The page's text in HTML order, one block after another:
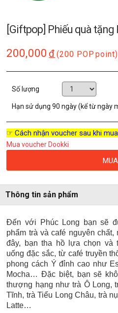
[Giftpop] Phiếu quà
200,000 đ (200 POP point)
Số lượng
Hạn sử dụng90 ngày (kể từ ngày
☞ Cách nhận voucher sau khi
Mua voucher Dookki
MUA
Thông tin sản phẩm
Đến với Phúc Long bạn sẽ
phẩm trà và café nguyên
đây, bạn tha hồ lựa chọn và
uống đặc sắc, từ café truyền
phong cách Ý đỉnh cao như
Mocha… Đặc biệt, bạn sẽ
thượng hạng như trà Ô Long,
Tĩnh, trà Tiểu Long Châu, trà
Latte…